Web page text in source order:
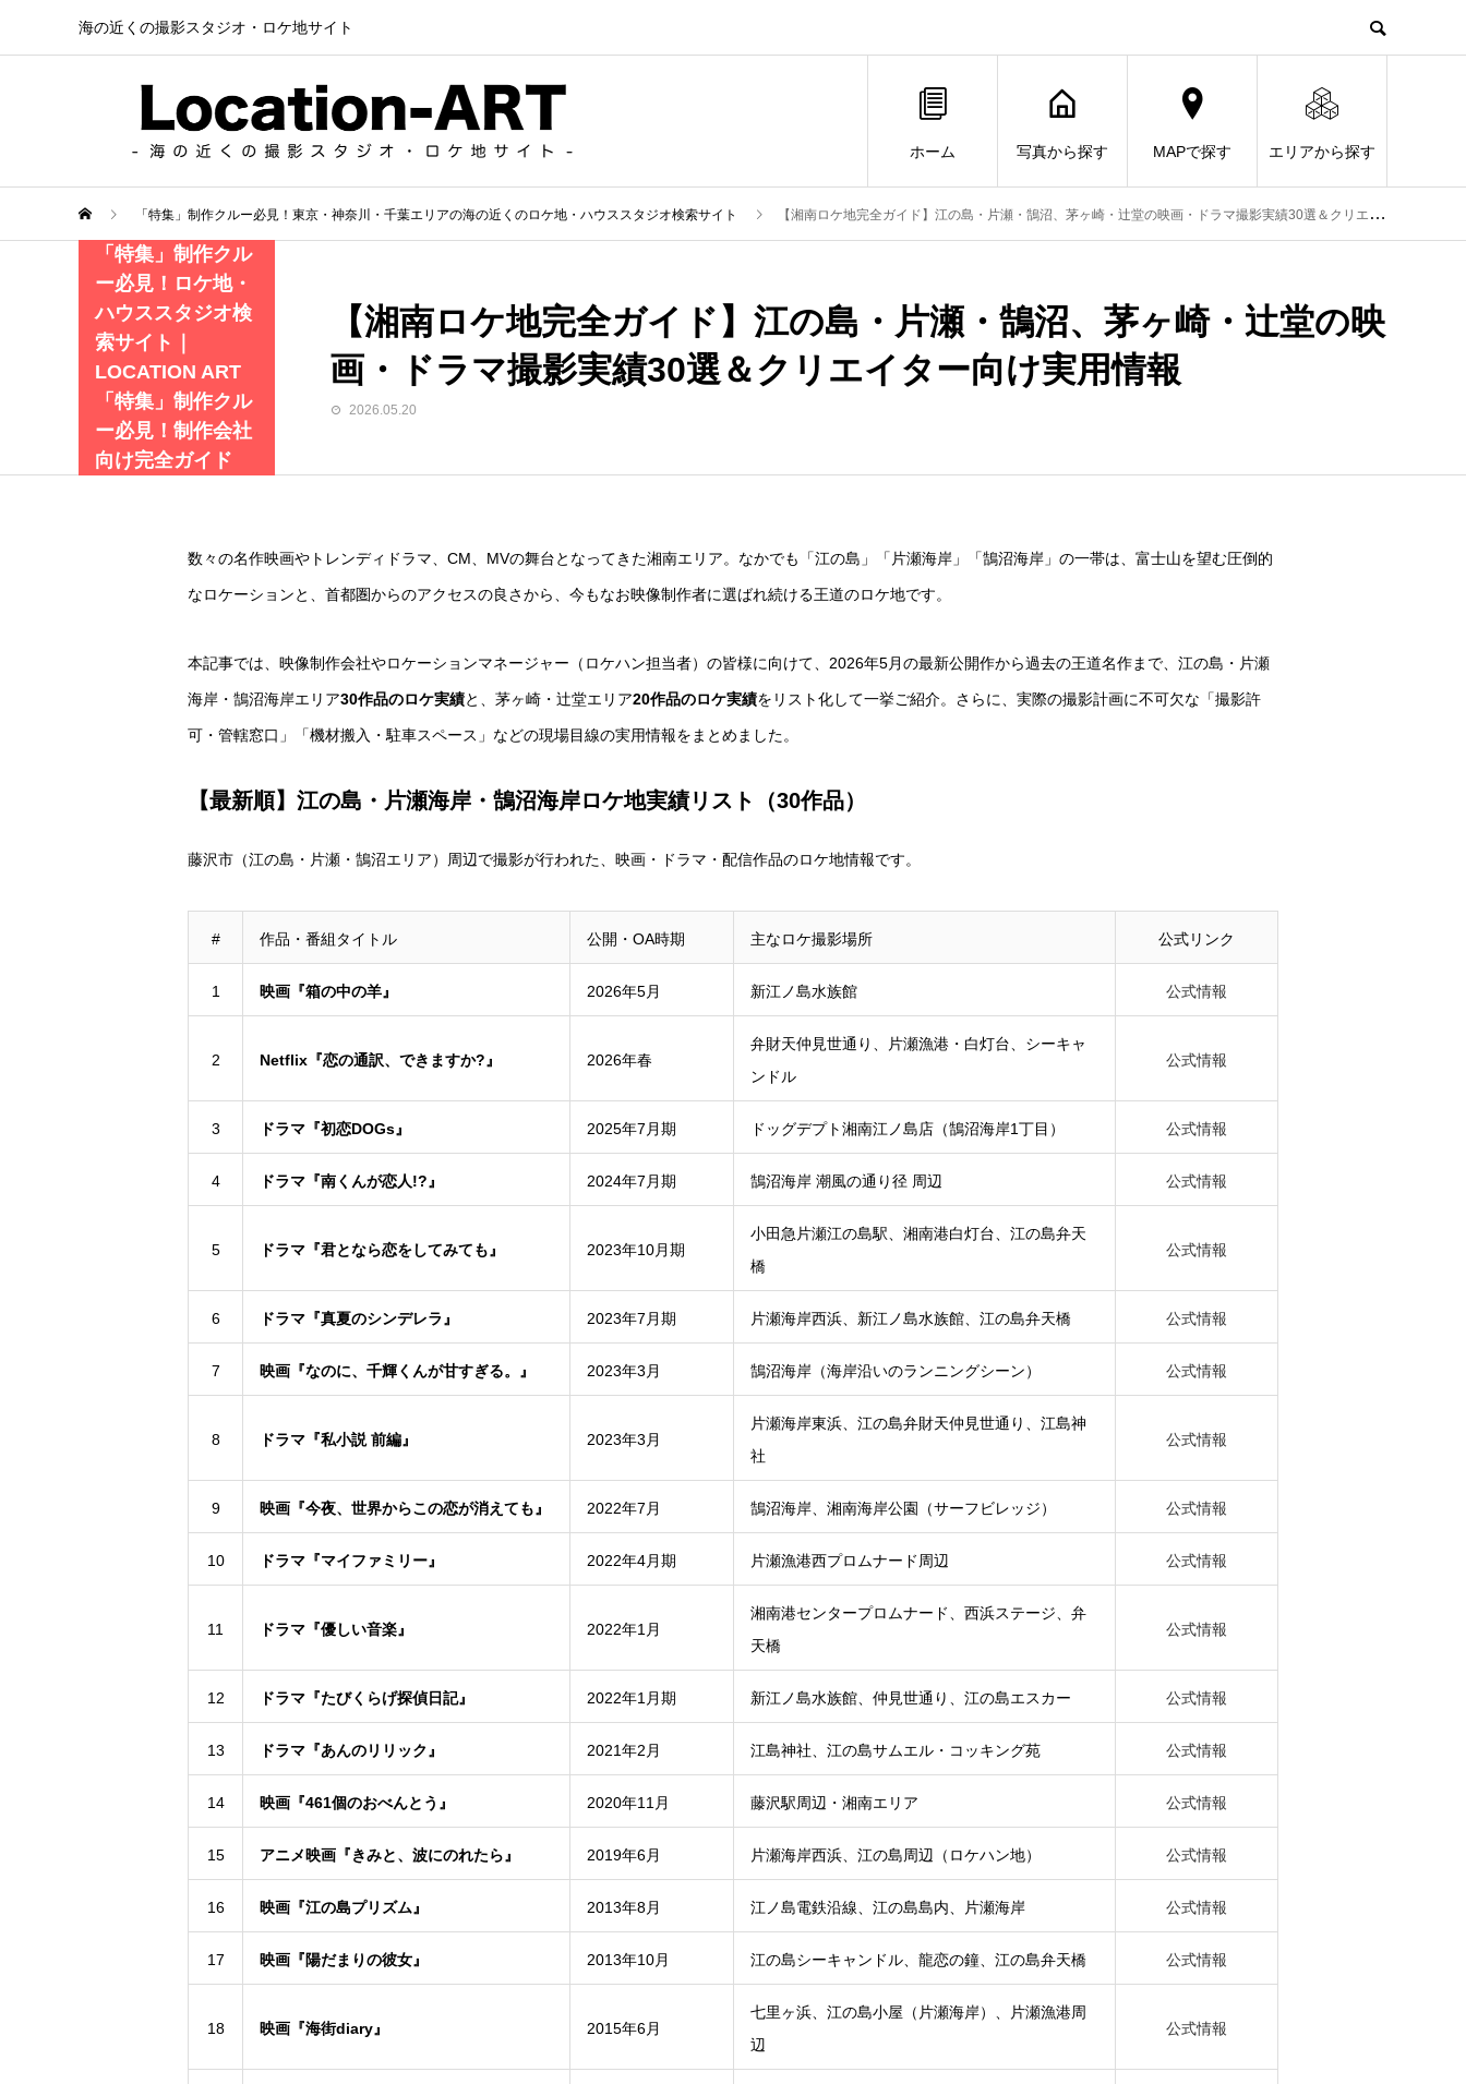
海の近くの撮影スタジオ・ロケ地サイト
ホーム 写真から探す MAPで探す エリアから探す
「特集」制作クルー必見！東京・神奈川・千葉エリアの海の近くのロケ地・ハウススタジオ検索サイト 【湘南ロケ地完全ガイド】江の島・片瀬・鵠沼、茅ヶ崎・辻堂の映画・ドラマ撮影実績30選＆クリエイター向け実用情報
「特集」制作クル
ー必見！ロケ地・
ハウススタジオ検
索サイト｜
LOCATION ART
「特集」制作クル
ー必見！制作会社
向け完全ガイド
【湘南ロケ地完全ガイド】江の島・片瀬・鵠沼、茅ヶ崎・辻堂の映
画・ドラマ撮影実績30選＆クリエイター向け実用情報
2026.05.20
数々の名作映画やトレンディドラマ、CM、MVの舞台となってきた湘南エリア。なかでも「江の島」「片瀬海岸」「鵠沼海岸」の一帯は、富士山を望む圧倒的
なロケーションと、首都圏からのアクセスの良さから、今もなお映像制作者に選ばれ続ける王道のロケ地です。
本記事では、映像制作会社やロケーションマネージャー（ロケハン担当者）の皆様に向けて、2026年5月の最新公開作から過去の王道名作まで、江の島・片瀬
海岸・鵠沼海岸エリア30作品のロケ実績と、茅ヶ崎・辻堂エリア20作品のロケ実績をリスト化して一挙ご紹介。さらに、実際の撮影計画に不可欠な「撮影許
可・管轄窓口」「機材搬入・駐車スペース」などの現場目線の実用情報をまとめました。
【最新順】江の島・片瀬海岸・鵠沼海岸ロケ地実績リスト（30作品）
藤沢市（江の島・片瀬・鵠沼エリア）周辺で撮影が行われた、映画・ドラマ・配信作品のロケ地情報です。
# 作品・番組タイトル 公開・OA時期 主なロケ撮影場所 公式リンク
1 映画『箱の中の羊』 2026年5月 新江ノ島水族館 公式情報
2 Netflix『恋の通訳、できますか?』 2026年春
弁財天仲見世通り、片瀬漁港・白灯台、シーキャ
ンドル
公式情報
3 ドラマ『初恋DOGs』 2025年7月期 ドッグデプト湘南江ノ島店（鵠沼海岸1丁目） 公式情報
4 ドラマ『南くんが恋人!?』 2024年7月期 鵠沼海岸 潮風の通り径 周辺 公式情報
5 ドラマ『君となら恋をしてみても』 2023年10月期
小田急片瀬江の島駅、湘南港白灯台、江の島弁天
橋
公式情報
6 ドラマ『真夏のシンデレラ』 2023年7月期 片瀬海岸西浜、新江ノ島水族館、江の島弁天橋 公式情報
7 映画『なのに、千輝くんが甘すぎる。』 2023年3月 鵠沼海岸（海岸沿いのランニングシーン） 公式情報
8 ドラマ『私小説 前編』 2023年3月
片瀬海岸東浜、江の島弁財天仲見世通り、江島神
社
公式情報
9 映画『今夜、世界からこの恋が消えても』 2022年7月 鵠沼海岸、湘南海岸公園（サーフビレッジ） 公式情報
10 ドラマ『マイファミリー』 2022年4月期 片瀬漁港西プロムナード周辺 公式情報
11 ドラマ『優しい音楽』 2022年1月
湘南港センタープロムナード、西浜ステージ、弁
天橋
公式情報
12 ドラマ『たびくらげ探偵日記』 2022年1月期 新江ノ島水族館、仲見世通り、江の島エスカー 公式情報
13 ドラマ『あんのリリック』 2021年2月 江島神社、江の島サムエル・コッキング苑 公式情報
14 映画『461個のおべんとう』 2020年11月 藤沢駅周辺・湘南エリア 公式情報
15 アニメ映画『きみと、波にのれたら』 2019年6月 片瀬海岸西浜、江の島周辺（ロケハン地） 公式情報
16 映画『江の島プリズム』 2013年8月 江ノ島電鉄沿線、江の島島内、片瀬海岸 公式情報
17 映画『陽だまりの彼女』 2013年10月 江の島シーキャンドル、龍恋の鐘、江の島弁天橋 公式情報
18 映画『海街diary』 2015年6月
七里ヶ浜、江の島小屋（片瀬海岸）、片瀬漁港周
辺
公式情報